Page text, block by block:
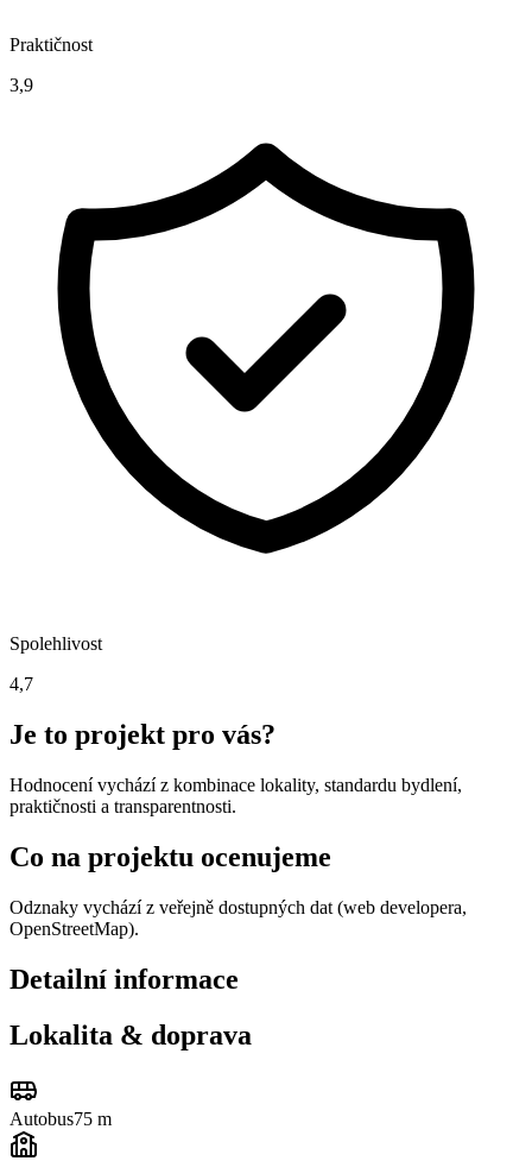
Praktičnost
3,9
Spolehlivost
4,7
Je to projekt pro vás?
Hodnocení vychází z kombinace lokality, standardu bydlení,
praktičnosti a transparentnosti.
Co na projektu ocenujeme
Odznaky vychází z veřejně dostupných dat (web developera,
OpenStreetMap).
Detailní informace
Lokalita & doprava
Autobus75 m